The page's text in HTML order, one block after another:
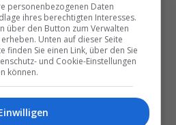
und
direkt in
Postfach
mit mehr Insights oder
haben Sie die Wahl.
personenbezogenen Daten
ihres berechtigten Interesses.
über den Button zum Verwalten
Unten auf dieser Seite
finden Sie einen Link, über den Sie
und Cookie-Einstellungen
können.